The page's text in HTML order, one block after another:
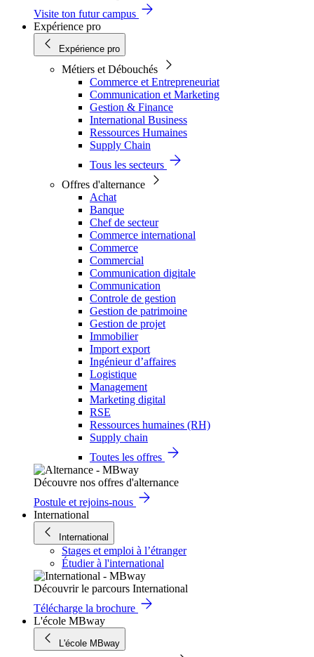
Visite ton futur campus
Expérience pro
Expérience pro
Métiers et Débouchés
Commerce et Entrepreneuriat
Communication et Marketing
Gestion & Finance
International Business
Ressources Humaines
Supply Chain
Tous les secteurs
Offres d'alternance
Achat
Banque
Chef de secteur
Commerce international
Commerce
Commercial
Communication digitale
Communication
Controle de gestion
Gestion de patrimoine
Gestion de projet
Immobilier
Import export
Ingénieur d’affaires
Logistique
Management
Marketing digital
RSE
Ressources humaines (RH)
Supply chain
Toutes les offres
Découvre nos offres d'alternance
Postule et rejoins-nous
International
International
Stages et emploi à l’étranger
Étudier à l'international
Découvrir le parcours International
Télécharge la brochure
L'école MBway
L'école MBway